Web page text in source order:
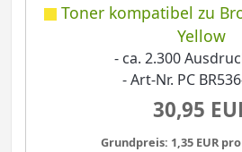
Toner kompatibel zu
Yellow
- ca. 2.300
- Art-Nr. PC
30,95
Grundpreis: 1,35 EUR